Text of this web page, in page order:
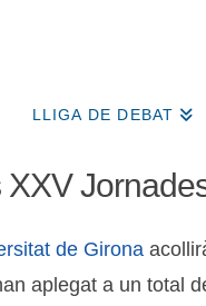
LLIGA DE DEBAT
de Girona
aplegat a un total